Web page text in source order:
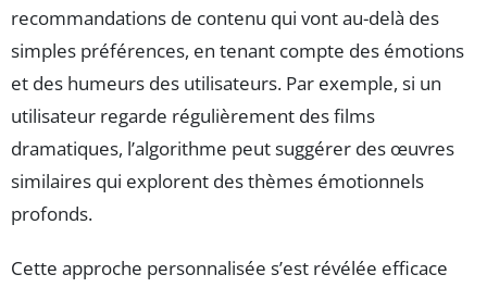
recommandations de contenu qui vont au-delà des
simples préférences, en tenant compte des émotions
et des humeurs des utilisateurs. Par exemple, si un
utilisateur regarde régulièrement des films
dramatiques, l’algorithme peut suggérer des œuvres
similaires qui explorent des thèmes émotionnels
profonds.
Cette approche personnalisée s’est révélée efficace